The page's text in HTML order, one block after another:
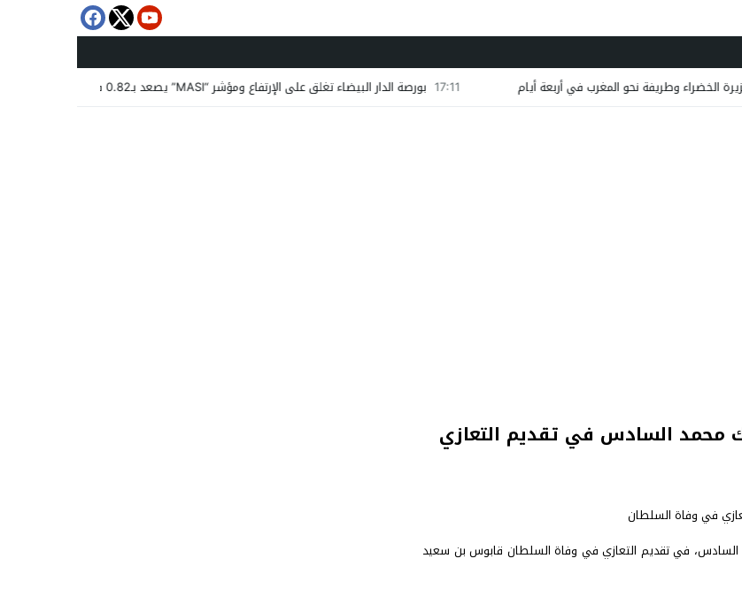
بورصة الدار البيضاء تغلق على الإرتفاع ومؤشر “MASI” يصعد بـ0.82 في المائة
محمد السادس في تقديم التعازي
السادس، في تقديم التعازي في وفاة السلطان قابوس بن سعيد